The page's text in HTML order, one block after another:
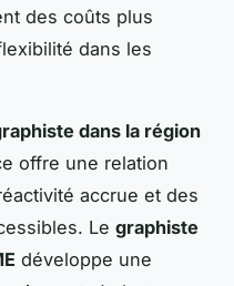
des coûts plus
dans les
dans la région
offre une relation
accrue et des
Le graphiste
développe une